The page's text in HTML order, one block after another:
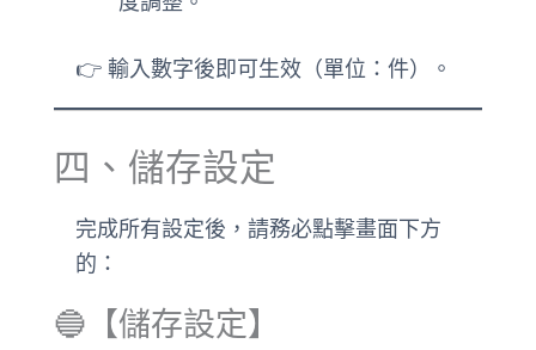
👉 輸入數字後即可生效（單位：件）。
四、儲存設定
完成所有設定後，請務必點擊畫面下方
的：
🔵【儲存設定】